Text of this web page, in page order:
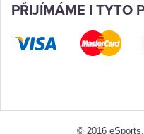
PŘIJÍMÁME I TYTO
© 2016